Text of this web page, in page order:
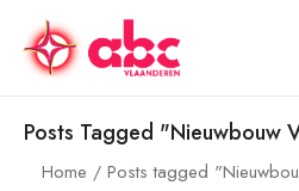
Posts Tagged "Nieuwbouw
Home Posts tagged